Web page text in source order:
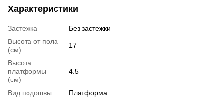
Характеристики
Застежка
Без застежки
Высота от пола
(см)
17
Высота
платформы
(см)
4.5
Вид подошвы
Платформа